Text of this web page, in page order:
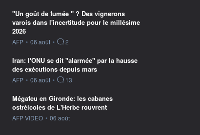
"Un goût de fumée " ? Des vignerons
varois dans l'incertitude pour le millésime
2026
information fournie par
AFP • 06 août • 2
Iran: l'ONU se dit "alarmée" par la hausse
des exécutions depuis mars
information fournie par
AFP • 06 août • 13
Mégafeu en Gironde: les cabanes
ostréicoles de L'Herbe rouvrent
information fournie par
AFP VIDEO • 06 août